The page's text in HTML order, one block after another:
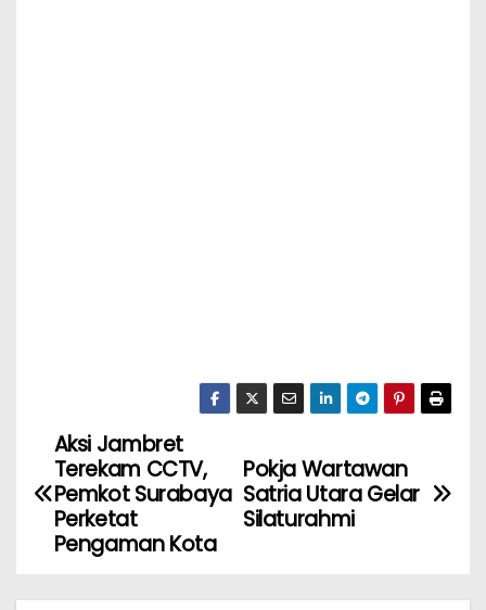
Pokja Wartawan
Satria Utara Gelar
Silaturahmi
Aksi Jambret
Terekam CCTV,
Pemkot Surabaya
Perketat
Pengaman Kota